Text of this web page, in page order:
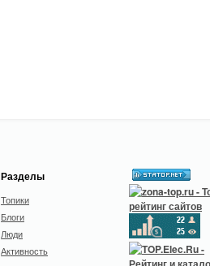
Разделы
Топики
Блоги
Люди
Активность